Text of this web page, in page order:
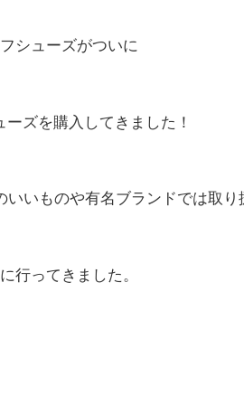
シューズがついに
ズを購入してきました！
いものや有名ブランドでは取り
行ってきました。